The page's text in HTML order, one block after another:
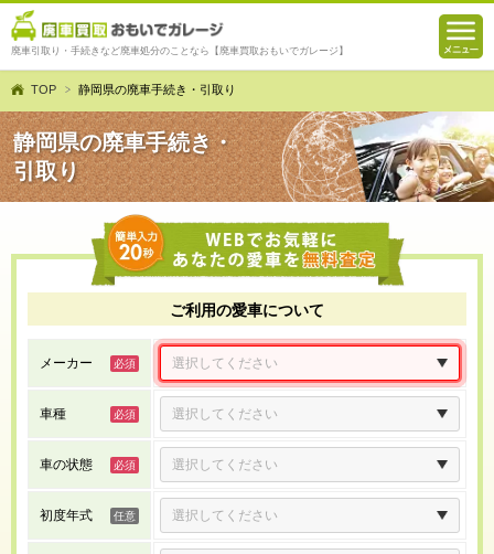
廃車引取り・手続きなど廃車処分のことなら【廃車買取おもいでガレージ】
TOP 静岡県の廃車手続き・引取り
静岡県の廃車手続き・
引取り
ご利用の愛車について
メーカー
車種
車の状態
初度年式